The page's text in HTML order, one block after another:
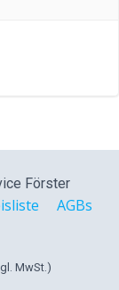
Förster
AGBs
MwSt.)